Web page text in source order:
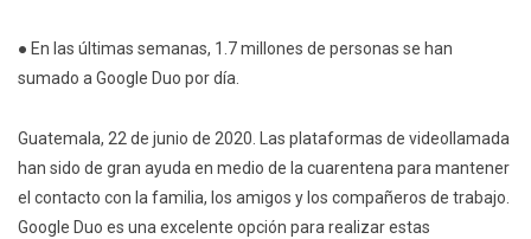
● En las últimas semanas, 1.7 millones de personas se han
sumado a Google Duo por día.
Guatemala, 22 de junio de 2020. Las plataformas de videollamada
han sido de gran ayuda en medio de la cuarentena para mantener
el contacto con la familia, los amigos y los compañeros de trabajo.
Google Duo es una excelente opción para realizar estas